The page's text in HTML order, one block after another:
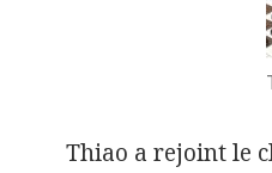
Thiao a rejoint le